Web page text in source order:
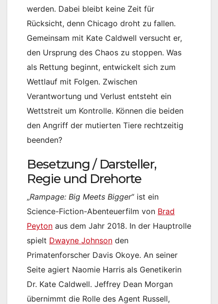
werden. Dabei bleibt keine Zeit für
Rücksicht, denn Chicago droht zu fallen.
Gemeinsam mit Kate Caldwell versucht er,
den Ursprung des Chaos zu stoppen. Was
als Rettung beginnt, entwickelt sich zum
Wettlauf mit Folgen. Zwischen
Verantwortung und Verlust entsteht ein
Wettstreit um Kontrolle. Können die beiden
den Angriff der mutierten Tiere rechtzeitig
beenden?
Besetzung / Darsteller,
Regie und Drehorte
„Rampage: Big Meets Bigger“ ist ein
Science-Fiction-Abenteuerfilm von Brad
Peyton aus dem Jahr 2018. In der Hauptrolle
spielt Dwayne Johnson den
Primatenforscher Davis Okoye. An seiner
Seite agiert Naomie Harris als Genetikerin
Dr. Kate Caldwell. Jeffrey Dean Morgan
übernimmt die Rolle des Agent Russell,